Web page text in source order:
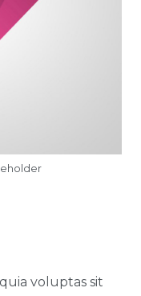
voluptas sit